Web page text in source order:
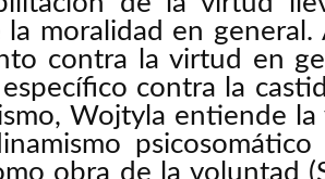
moralidad en general.
contra la virtud en
contra la
Wojtyla entiende la
obra de la voluntad